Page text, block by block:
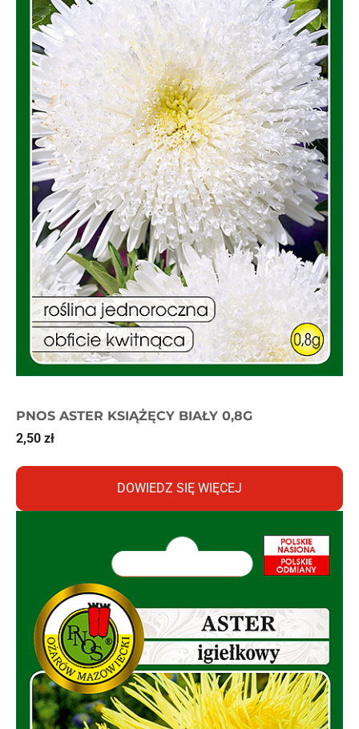
PNOS ASTER KSIĄŻĘCY BIAŁY 0,8G
2,50 zł
DOWIEDZ SIĘ WIĘCEJ